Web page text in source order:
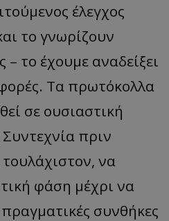
έλεγχος
το γνωρίζουν
– το έχουμε αναδείξει
Τα πρωτόκολλα
σε ουσιαστική
πριν
να
φάση μέχρι να
συνθήκες